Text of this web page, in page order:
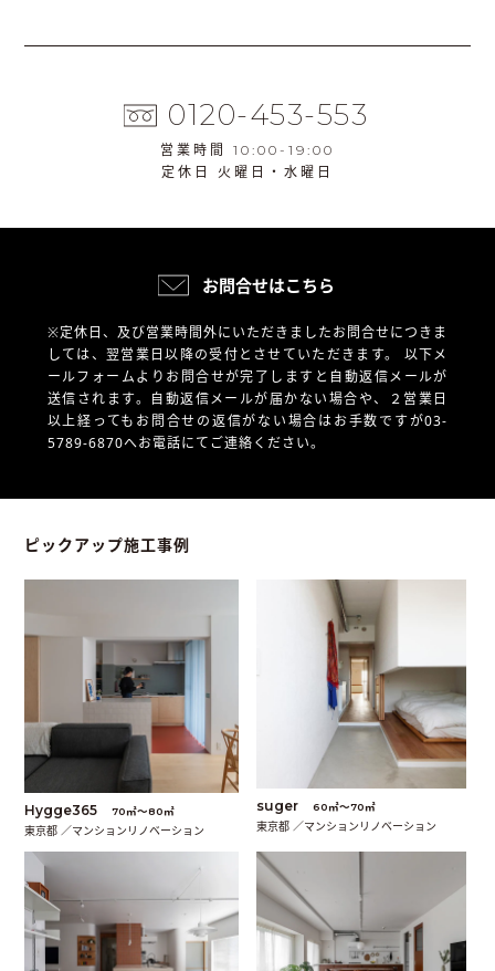
0120-453-553
営業時間 10:00-19:00
定休日 火曜日・水曜日
お問合せはこちら
※定休日、及び営業時間外にいただきましたお問合せにつきま
しては、翌営業日以降の受付とさせていただきます。 以下メ
ールフォームよりお問合せが完了しますと自動返信メールが
送信されます。自動返信メールが届かない場合や、
２営業日
以上経ってもお問合せの返信がない場合はお手数ですが03-
5789-6870へお電話にてご連絡ください。
ピックアップ施工事例
Hygge365 70㎡〜80㎡
東京都 ／マンションリノベーション
suger 60㎡〜70㎡
東京都 ／マンションリノベーション